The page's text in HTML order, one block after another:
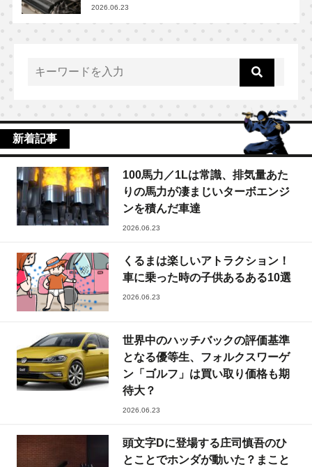
2026.06.23
新着記事
100馬力／1Lは常識、排気量あた
りの馬力が凄まじいターボエンジ
ンを積んだ車達
2026.06.23
くるまは楽しいアトラクション！
車に乗った時の子供あるある10選
2026.06.23
世界中のハッチバックの評価基準
となる優等生、フォルクスワーゲ
ン「ゴルフ」は買い取り価格も期
待大？
2026.06.23
頭文字Dに登場する庄司慎吾のひ
とことでホンダが動いた？まこと